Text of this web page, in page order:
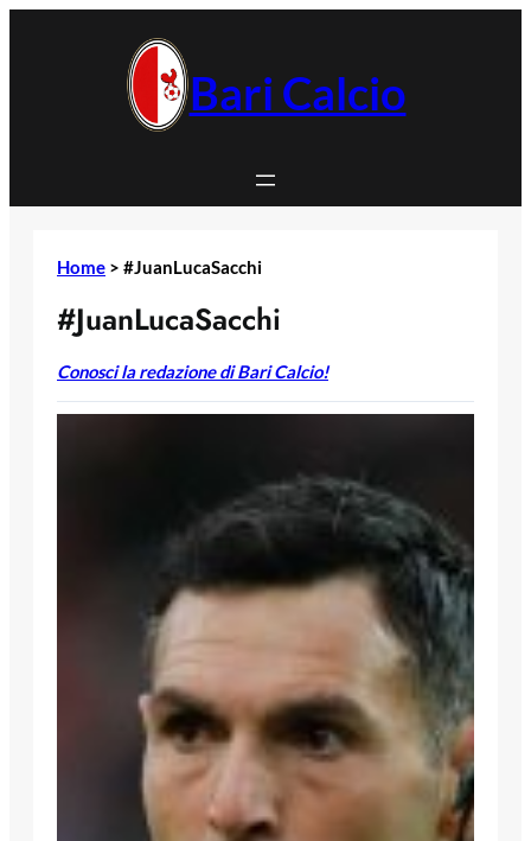
Bari Calcio
Home > #JuanLucaSacchi
#JuanLucaSacchi
Conosci la redazione di Bari Calcio!